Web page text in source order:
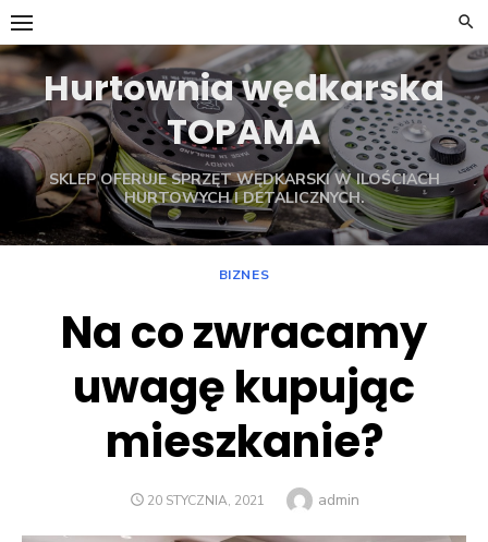
Skip
to
contentHurtownia wędkarska
TOPAMA
SKLEP OFERUJE SPRZĘT WĘDKARSKI W ILOŚCIACH
HURTOWYCH I DETALICZNYCH.
BIZNES
Na co zwracamy
uwagę kupując
mieszkanie?
POSTED
20 STYCZNIA, 2021 Author
admin